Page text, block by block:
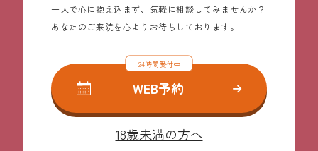
一人で心に抱え込まず、気軽に相談してみませんか？
あなたのご来院を心よりお待ちしております。
24時間受付中
WEB予約
18歳未満の方へ